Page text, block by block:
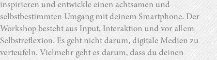
inspirieren und entwickle einen achtsamen und
selbstbestimmten Umgang mit deinem Smartphone. Der
Workshop besteht aus Input, Interaktion und vor allem
Selbstreflexion. Es geht nicht darum, digitale Medien zu
verteufeln. Vielmehr geht es darum, dass du deinen